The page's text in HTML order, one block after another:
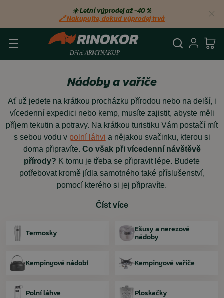
☀️ Letní výprodej až −40 %
🔗 Nakupujte, dokud výprodej trvá
Nádoby a vařiče
Ať už jedete na krátkou procházku přírodou nebo na delší, i
vícedenní expedici nebo kemp, musíte zajistit, abyste měli
příjem tekutin a potravy. Na krátkou turistiku Vám postačí mít
s sebou vodu v polní láhvi a nějakou svačinku, kterou si
doma připravíte. Co však při vícedenní návštěvě
přírody? K tomu je třeba se připravit lépe. Budete
potřebovat kromě jídla samotného také příslušenství,
pomocí kterého si jej připravíte.
Číst více
Termosky Ešusy a nerezové
nádoby
Kempingové nádobí Kempingové vařiče
Polní láhve Ploskačky